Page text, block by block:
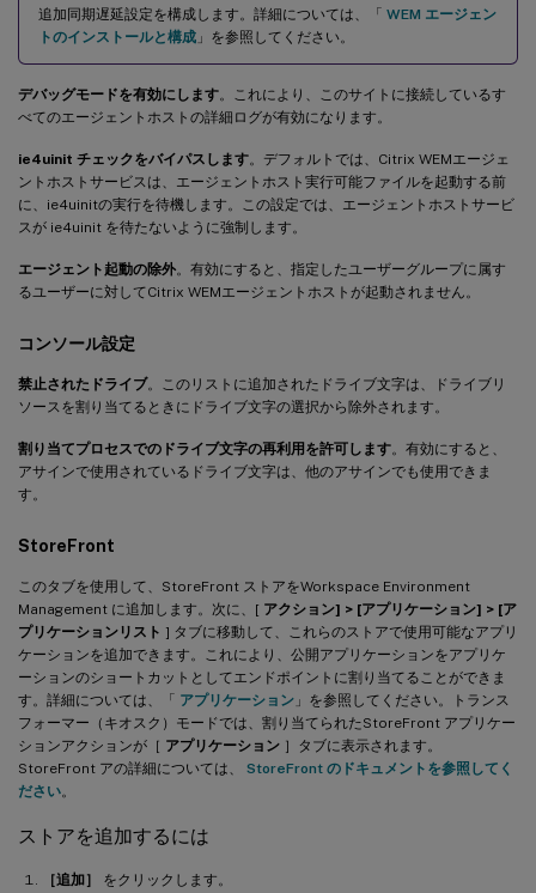
追加同期遅延設定を構成します。詳細については、「 WEM エージェン
トのインストールと構成 」を参照してください。
デバッグモードを有効にします。これにより、このサイトに接続しているす
べてのエージェントホストの詳細ログが有効になります。
ie4uinit チェックをバイパスします。デフォルトでは、Citrix WEMエージェ
ントホストサービスは、エージェントホスト実行可能ファイルを起動する前
に、ie4uinitの実行を待機します。この設定では、エージェントホストサービ
スが ie4uinit を待たないように強制します。
エージェント起動の除外。有効にすると、指定したユーザーグループに属す
るユーザーに対してCitrix WEMエージェントホストが起動されません。
コンソール設定
禁止されたドライブ。このリストに追加されたドライブ文字は、ドライブリ
ソースを割り当てるときにドライブ文字の選択から除外されます。
割り当てプロセスでのドライブ文字の再利用を許可します。有効にすると、
アサインで使用されているドライブ文字は、他のアサインでも使用できま
す。
StoreFront
このタブを使用して、StoreFront ストアをWorkspace Environment
Management に追加します。次に、[ アクション] > [アプリケーション] > [ア
プリケーションリスト ] タブに移動して、これらのストアで使用可能なアプリ
ケーションを追加できます。これにより、公開アプリケーションをアプリケ
ーションのショートカットとしてエンドポイントに割り当てることができま
す。詳細については、「 アプリケーション 」を参照してください。トランス
フォーマー（キオスク）モードでは、割り当てられたStoreFront アプリケー
ションアクションが［ アプリケーション ］タブに表示されます。
StoreFront アの詳細については、 StoreFront のドキュメントを参照してく
ださい。
ストアを追加するには
［追加］ をクリックします。